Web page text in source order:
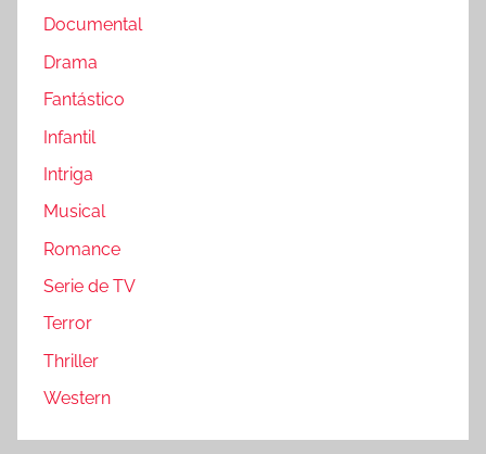
Documental
Drama
Fantástico
Infantil
Intriga
Musical
Romance
Serie de TV
Terror
Thriller
Western